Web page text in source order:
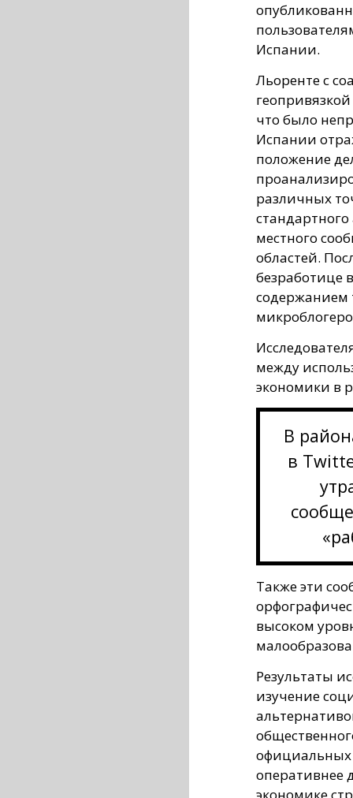
Испании.
Льоренте с
что было
Испании
положение
различных
местного
областей.
безработице
содержанием
между
экономики в
В
в
Также эти
высоком
Результаты
изучение
официальных
оперативнее